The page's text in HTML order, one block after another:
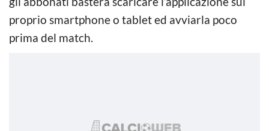
proprio smartphone o tablet ed avviarla poco
prima del match.